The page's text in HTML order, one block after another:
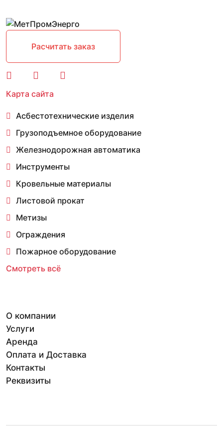
Расчитать заказ
Карта сайта
Асбестотехнические изделия
Грузоподъемное оборудование
Железнодорожная автоматика
Инструменты
Кровельные материалы
Листовой прокат
Метизы
Ограждения
Пожарное оборудование
Смотреть всё
О компании
Услуги
Аренда
Оплата и Доставка
Контакты
Реквизиты